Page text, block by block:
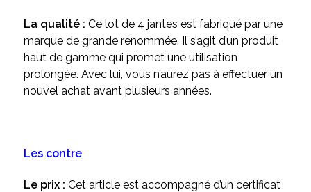
La qualité : Ce lot de 4 jantes est fabriqué par une
marque de grande renommée. Il s’agit d’un produit
haut de gamme qui promet une utilisation
prolongée. Avec lui, vous n’aurez pas à effectuer un
nouvel achat avant plusieurs années.
Les contre
Le prix : Cet article est accompagné d’un certificat